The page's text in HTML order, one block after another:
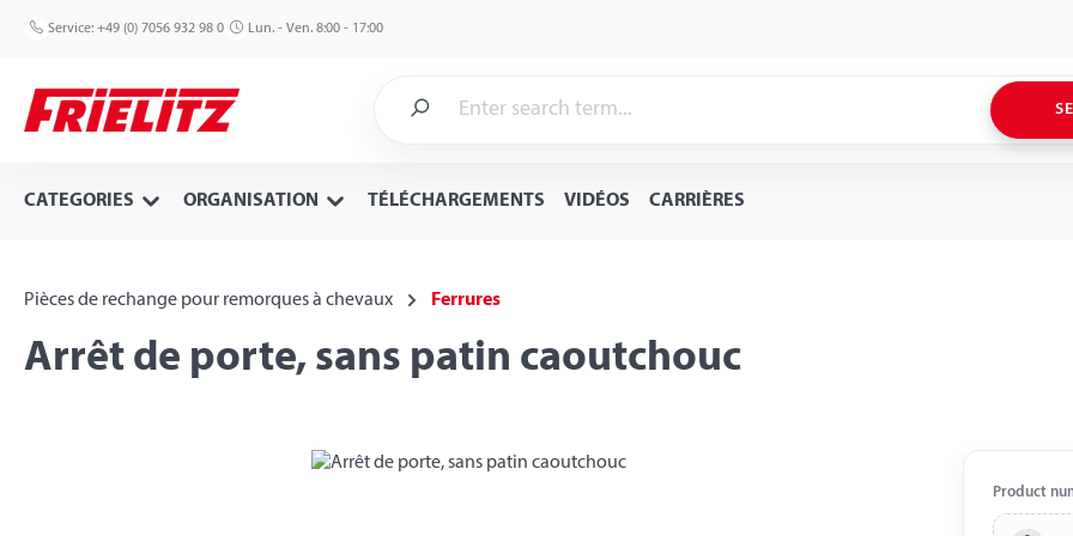
to main content
Skip to search
Skip to main navigation
Service: +49 (0) 7056 932 98 0 Lun. - Ven. 8:00 - 17:00
CATEGORIES ORGANISATION TÉLÉCHARGEMENTS VIDÉOS CARRIÈRES
Pièces de rechange pour remorques à chevaux Ferrures
Arrêt de porte, sans patin caoutchouc
Product